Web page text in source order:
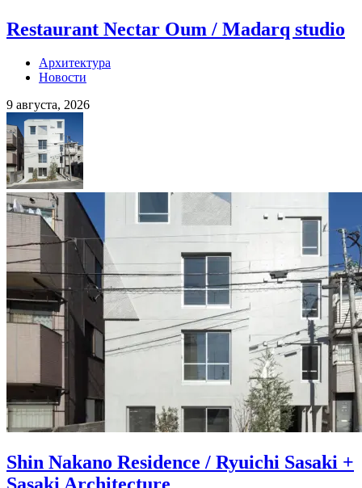
Restaurant Nectar Oum / Madarq studio
Архитектура
Новости
9 августа, 2026
Shin Nakano Residence / Ryuichi Sasaki +